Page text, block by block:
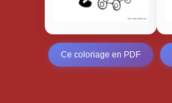
Ce coloriage en PDF